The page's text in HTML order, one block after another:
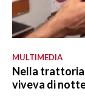
MULTIMEDIA
Nella trattoria
viveva di